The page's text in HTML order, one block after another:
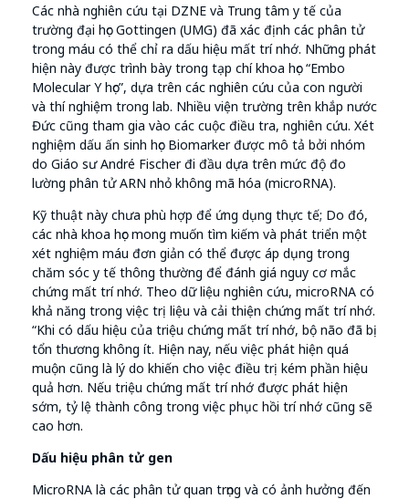
Các nhà nghiên cứu tại DZNE và Trung tâm y tế của
trường đại học Gottingen (UMG) đã xác định các phân tử
trong máu có thể chỉ ra dấu hiệu mất trí nhớ. Những phát
hiện này được trình bày trong tạp chí khoa học “Embo
Molecular Y học”, dựa trên các nghiên cứu của con người
và thí nghiệm trong lab. Nhiều viện trường trên khắp nước
Đức cũng tham gia vào các cuộc điều tra, nghiên cứu. Xét
nghiệm dấu ấn sinh học Biomarker được mô tả bởi nhóm
do Giáo sư André Fischer đi đầu dựa trên mức độ đo
lường phân tử ARN nhỏ không mã hóa (microRNA).
Kỹ thuật này chưa phù hợp để ứng dụng thực tế; Do đó,
các nhà khoa học mong muốn tìm kiếm và phát triển một
xét nghiệm máu đơn giản có thể được áp dụng trong
chăm sóc y tế thông thường để đánh giá nguy cơ mắc
chứng mất trí nhớ. Theo dữ liệu nghiên cứu, microRNA có
khả năng trong việc trị liệu và cải thiện chứng mất trí nhớ.
“Khi có dấu hiệu của triệu chứng mất trí nhớ, bộ não đã bị
tổn thương không ít. Hiện nay, nếu việc phát hiện quá
muộn cũng là lý do khiến cho việc điều trị kém phần hiệu
quả hơn. Nếu triệu chứng mất trí nhớ được phát hiện
sớm, tỷ lệ thành công trong việc phục hồi trí nhớ cũng sẽ
cao hơn.
Dấu hiệu phân tử gen
MicroRNA là các phân tử quan trọng và có ảnh hưởng đến